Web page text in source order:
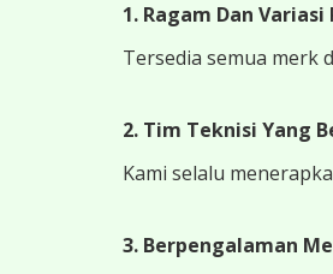
1. Ragam Dan
Tersedia semua merk
2. Tim Teknisi Yang
Kami selalu
3. Berpengalaman